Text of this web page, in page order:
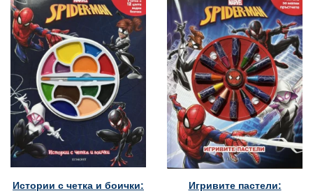
Истории с четка и боички: Игривите пастели: